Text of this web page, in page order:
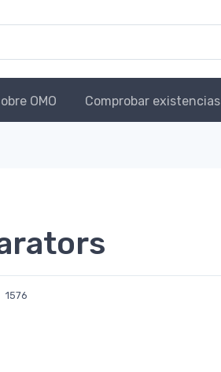
OMO Comprobar existencias
1576